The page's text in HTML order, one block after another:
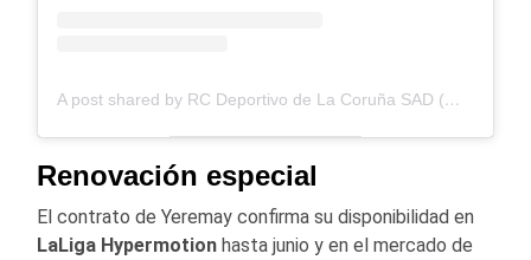
A post shared by RC Deportivo de La Coruña SAD (@rcdeportivo)
Renovación especial
El contrato de Yeremay confirma su disponibilidad en
LaLiga Hypermotion hasta junio y en el mercado de